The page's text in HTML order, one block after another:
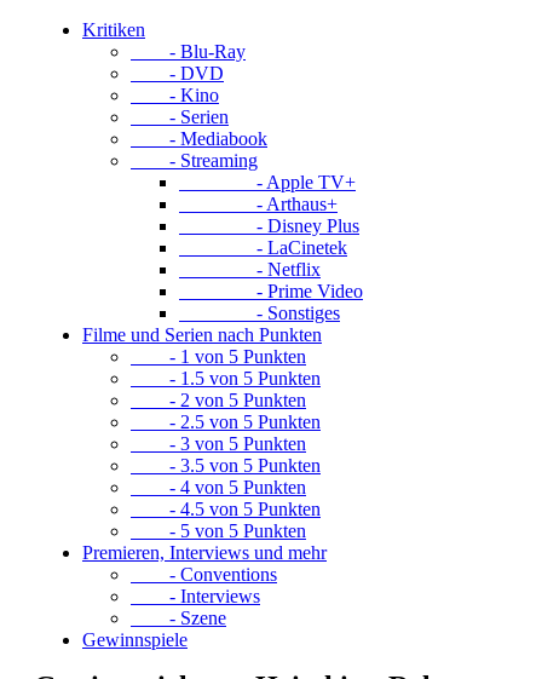
Kritiken
- Blu-Ray
- DVD
- Kino
- Serien
- Mediabook
- Streaming
- Apple TV+
- Arthaus+
- Disney Plus
- LaCinetek
- Netflix
- Prime Video
- Sonstiges
Filme und Serien nach Punkten
- 1 von 5 Punkten
- 1.5 von 5 Punkten
- 2 von 5 Punkten
- 2.5 von 5 Punkten
- 3 von 5 Punkten
- 3.5 von 5 Punkten
- 4 von 5 Punkten
- 4.5 von 5 Punkten
- 5 von 5 Punkten
Premieren, Interviews und mehr
- Conventions
- Interviews
- Szene
Gewinnspiele